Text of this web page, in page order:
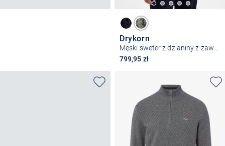
Drykorn
799,95 zł